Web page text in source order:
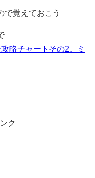
で覚えておこう
略チャートその2。ミ
ク